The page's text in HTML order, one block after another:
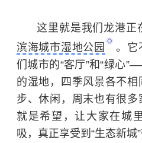
这里就是我们龙港正
滨海城市湿地公园
。它
们城市的“客厅”和“绿心
的湿地，四季风景各不
步、休闲，周末也有很多
就是希望，让大家在城
吸，真正享受到“生态新城